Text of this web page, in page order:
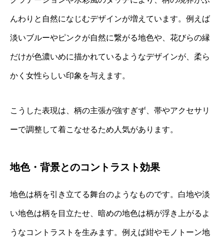
んわりと自然になじむデザインが増えています。例えば
淡いブルーやピンクが自然に繋がる地色や、花びらの縁
だけが色濃いめに描かれているようなデザインが、柔ら
かく女性らしい印象を与えます。
こうした表現は、柄の主張が強すぎず、帯やアクセサリ
ーで調整して着こなせるため人気があります。
地色・背景とのコントラスト効果
地色は柄を引き立てる舞台のようなものです。白地や淡
い地色は柄を目立たせ、暗めの地色は柄が浮き上がるよ
うなコントラストを生みます。例えば紺やモノトーン地